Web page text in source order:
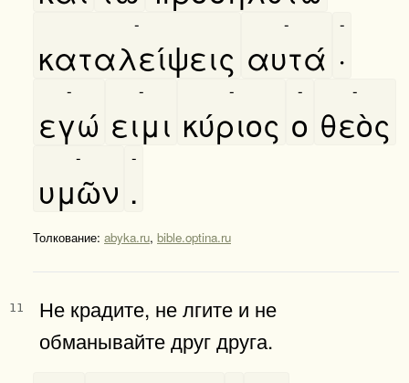
καταλείψεις
-
αυτά
-
·
-
εγώ
-
ειμι
-
κύριος
-
ο
-
θεὸς
-
υμῶν
-
.
-
Толкование: abyka.ru, bible.optina.ru
11
Не крадите, не лгите и не
обманывайте друг друга.